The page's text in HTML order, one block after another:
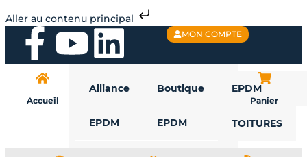
Aller au contenu principal
au
contenuF
a
c
Y
o
u
L
i
n
MON COMPTE
Accueil
Alliance
EPDM
Boutique
EPDM
EPDM
TOITURES
Panier